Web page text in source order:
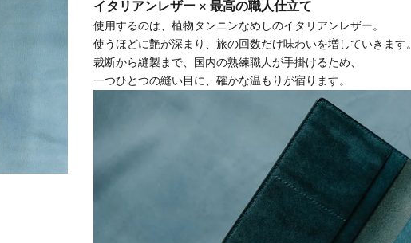
イタリアンレザー × 最高の職人仕立て
使用するのは、植物タンニンなめしのイタリアンレザー。
使うほどに艶が深まり、旅の回数だけ味わいを増していきます。
裁断から縫製まで、国内の熟練職人が手掛けるため、
一つひとつの縫い目に、確かな温もりが宿ります。